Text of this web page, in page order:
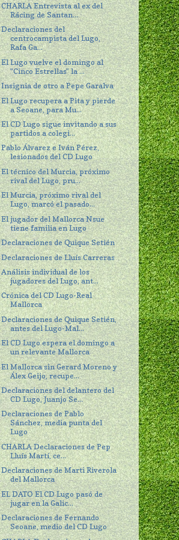
CHARLA Entrevista al ex del
Rácing de Santan...
Declaraciones del
centrocampista del Lugo,
Rafa Ga...
El Lugo vuelve el domingo al
"Cinco Estrellas" la ...
Insignia de otro a Pepe Garalva
El Lugo recupera a Pita y pierde
a Seoane, para Mu...
El CD Lugo sigue invitando a sus
partidos a colegi...
Pablo Álvarez e Iván Pérez,
lesionados del CD Lugo
El técnico del Murcia, próximo
rival del Lugo, pru...
El Murcia, próximo rival del
Lugo, marcó el pasado...
El jugador del Mallorca Nsue
tiene familia en Lugo
Declaraciones de Quique Setién
Declaraciones de Lluís Carreras
Análisis individual de los
jugadores del Lugo, ant...
Crónica del CD Lugo-Real
Mallorca
Declaraciones de Quique Setién,
antes del Lugo-Mal...
El CD Lugo espera el domingo a
un relevante Mallorca
El Mallorca sin Gerard Moreno y
Álex Geijo, recupe...
Declaraciones del delantero del
CD Lugo, Juanjo Se...
Declaraciones de Pablo
Sánchez, media punta del
Lugo
CHARLA Declaraciones de Pep
Lluís Martí, ce...
Declaraciones de Marti Riverola
del Mallorca
EL DATO El CD Lugo pasó de
jugar en la Galic...
Declaraciones de Fernando
Seoane, medio del CD Lugo